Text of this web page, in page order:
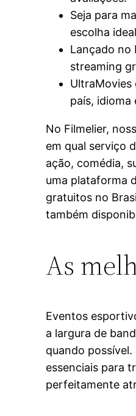
Seja para
escolha
Lançado no
streaming
UltraMovies
país, idioma
No Filmelier,
em qual serviço
ação, comédia,
uma plataforma
gratuitos no
também
As
Eventos
a largura de
quando
essenciais para
perfeitamente